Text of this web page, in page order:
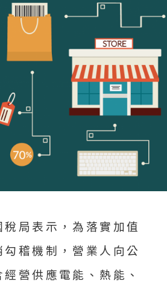
稅局表示，為落實加值
勾稽機制，營業人向公
營供應電能、熱能、